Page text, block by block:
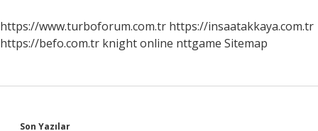
https://www.turboforum.com.tr https://insaatakkaya.com.tr
https://befo.com.tr knight online nttgame Sitemap
Son Yazılar